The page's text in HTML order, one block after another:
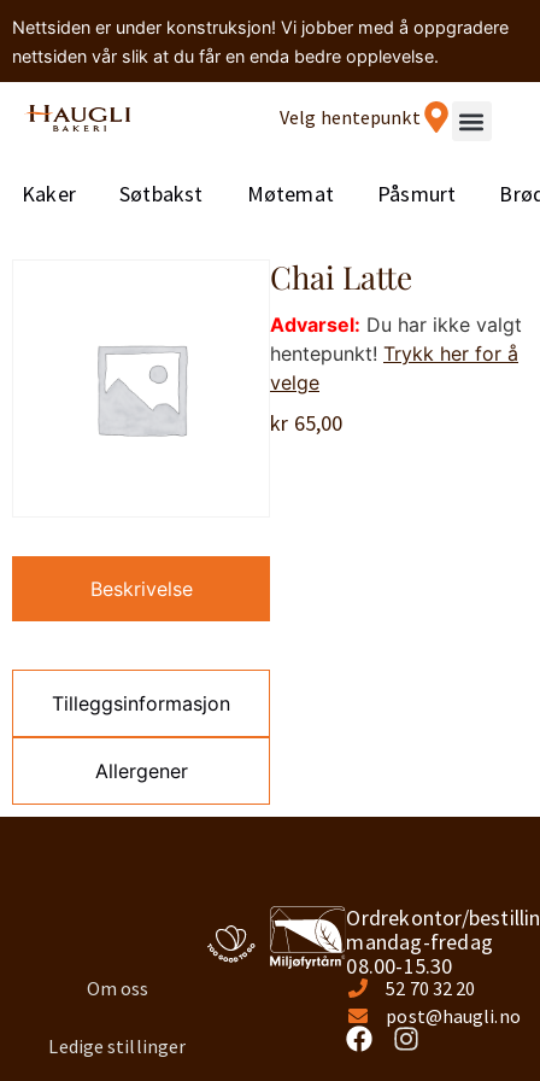
Nettsiden er under konstruksjon! Vi jobber med å oppgradere
nettsiden vår slik at du får en enda bedre opplevelse.
Velg hentepunkt
Kaker Søtbakst Møtemat Påsmurt
Beskrivelse
Tilleggsinformasjon
Allergener
Chai Latte
Advarsel: Du har ikke valgt
hentepunkt! Trykk her for å
velge
kr 65,00
Om oss
Ledige stillinger
Ordrekontor/
mandag-fredag
08.00-15.30
52 70 32 20
post@haugli.no